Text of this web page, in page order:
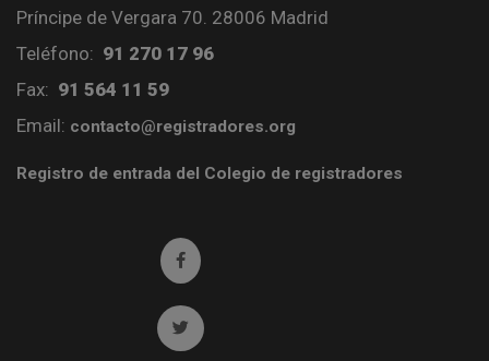
Príncipe de Vergara 70. 28006 Madrid
Teléfono: 91 270 17 96
Fax: 91 564 11 59
Email: contacto@registradores.org
Registro de entrada del Colegio de registradores
Ir a facebook (abre en ventana nueva)
Ir a twitter (abre en ventana nueva)